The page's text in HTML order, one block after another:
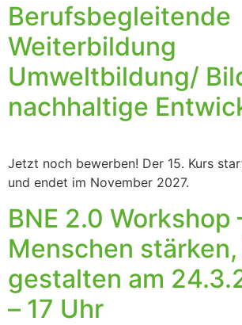
Berufsbegleitende
Weiterbildung
Umweltbildung/
nachhaltige
Jetzt noch bewerben! Der 15. Kurs
und endet im November 2027.
BNE 2.0
Menschen
gestalten am
– 17 Uhr